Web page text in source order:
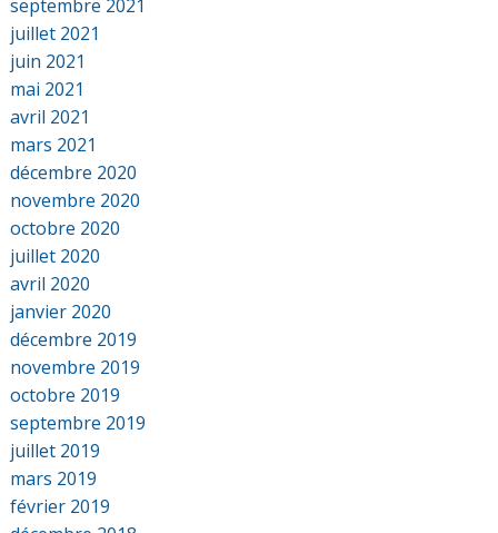
septembre 2021
juillet 2021
juin 2021
mai 2021
avril 2021
mars 2021
décembre 2020
novembre 2020
octobre 2020
juillet 2020
avril 2020
janvier 2020
décembre 2019
novembre 2019
octobre 2019
septembre 2019
juillet 2019
mars 2019
février 2019